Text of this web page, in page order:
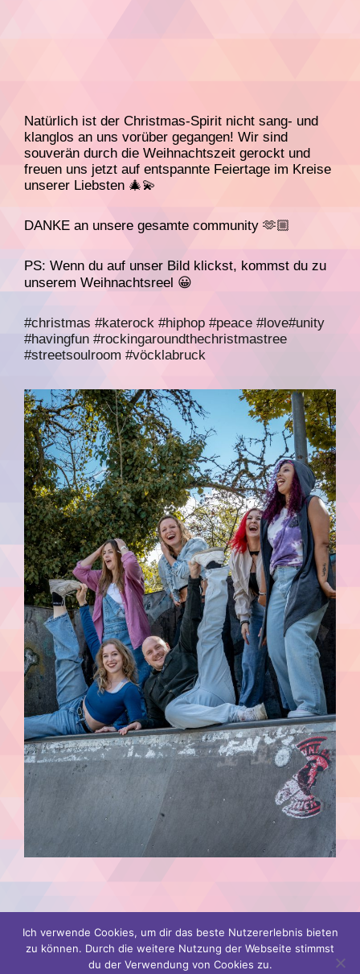
Natürlich ist der Christmas-Spirit nicht sang- und
klanglos an uns vorüber gegangen! Wir sind
souverän durch die Weihnachtszeit gerockt und
freuen uns jetzt auf entspannte Feiertage im Kreise
unserer Liebsten 🎄💫
DANKE an unsere gesamte community 🫶🏼
PS: Wenn du auf unser Bild klickst, kommst du zu
unserem Weihnachtsreel 😀
#christmas #katerock #hiphop #peace #love#unity
#havingfun #rockingaroundthechristmastree
#streetsoulroom #vöcklabruck
Vorheriger Post Nächster Post
Ich verwende Cookies, um dir das beste Nutzererlebnis bieten
zu können. Durch die weitere Nutzung der Webseite stimmst
du der Verwendung von Cookies zu.